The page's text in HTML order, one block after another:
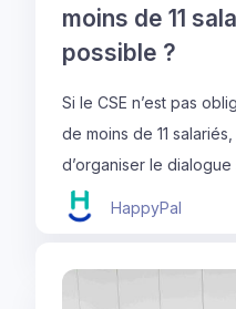
moins de 11
possible ?
Si le CSE n’est pas
de moins de 11
d’organiser le dialogue
HappyPal